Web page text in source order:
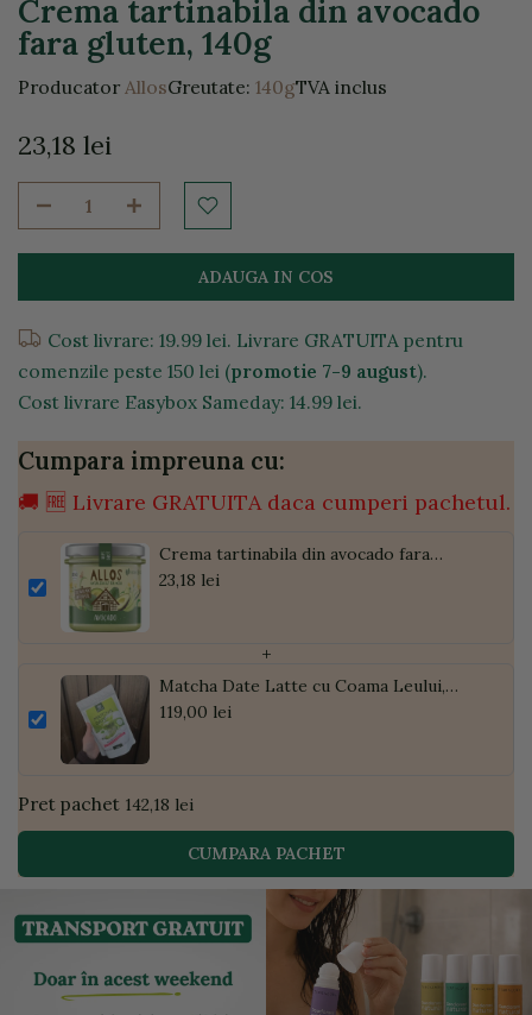
Crema tartinabila din avocado
fara gluten, 140g
Producator AllosGreutate: 140gTVA inclus
23,18 lei
ADAUGA IN COS
Cost livrare: 19.99 lei. Livrare GRATUITA pentru
comenzile peste 150 lei (promotie 7-9 august).
Cost livrare Easybox Sameday: 14.99 lei.
Cumpara impreuna cu:
🚚 🆓 Livrare GRATUITA daca cumperi pachetul.
Crema tartinabila din avocado fara
gluten, 140g
23,18 lei
+
Matcha Date Latte cu Coama Leului,
Pudră de Curmale și Ghimbir, ECO, 300g
119,00 lei
Pret pachet 142,18 lei
CUMPARA PACHET